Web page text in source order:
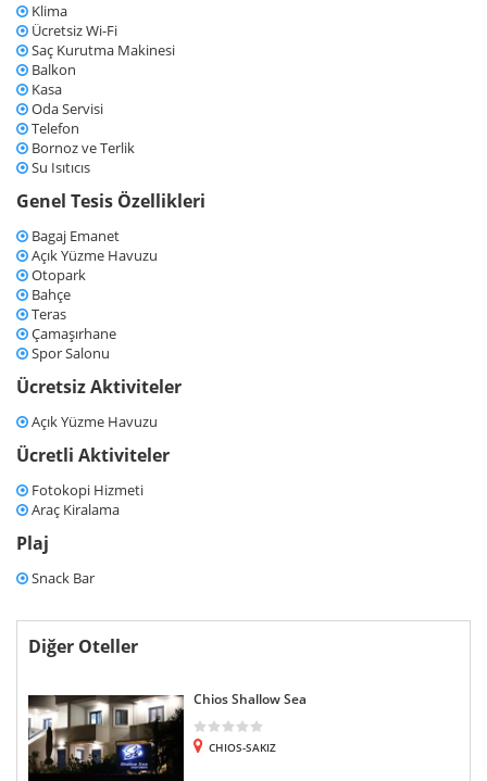
Klima
Ücretsiz Wi-Fi
Saç Kurutma Makinesi
Balkon
Kasa
Oda Servisi
Telefon
Bornoz ve Terlik
Su Isıtıcıs
Genel Tesis Özellikleri
Bagaj Emanet
Açık Yüzme Havuzu
Otopark
Bahçe
Teras
Çamaşırhane
Spor Salonu
Ücretsiz Aktiviteler
Açık Yüzme Havuzu
Ücretli Aktiviteler
Fotokopi Hizmeti
Araç Kiralama
Plaj
Snack Bar
Diğer Oteller
Chios Shallow Sea
CHIOS-SAKIZ